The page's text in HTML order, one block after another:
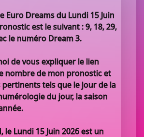
Euro Dreams du Lundi 15 Juin
est le suivant : 9, 18, 29,
le numéro Dream 3.
de vous expliquer le lien
nombre de mon pronostic et
pertinents tels que le jour de la
du jour, la saison
le Lundi 15 Juin 2026 est un